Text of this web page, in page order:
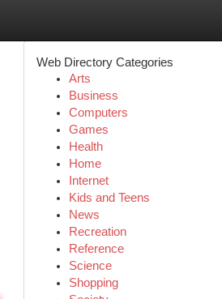
Web Directory Categories
Arts
Business
Computers
Games
Health
Home
Internet
Kids and Teens
News
Recreation
Reference
Science
Shopping